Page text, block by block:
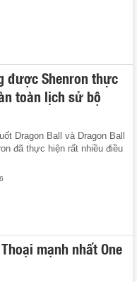
được Shenron thực
toàn lịch sử bộ
Dragon Ball và Dragon Ball
đã thực hiện rất nhiều điều
mạnh nhất One